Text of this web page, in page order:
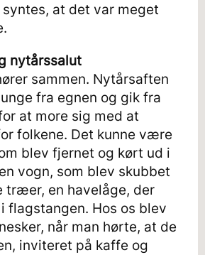
syntes, at det var meget
nytårssalut
sammen. Nytårsaften
fra egnen og gik fra
at more sig med at
folkene. Det kunne være
blev fjernet og kørt ud i
vogn, som blev skubbet
træer, en havelåge, der
flagstangen. Hos os blev
når man hørte, at de
inviteret på kaffe og